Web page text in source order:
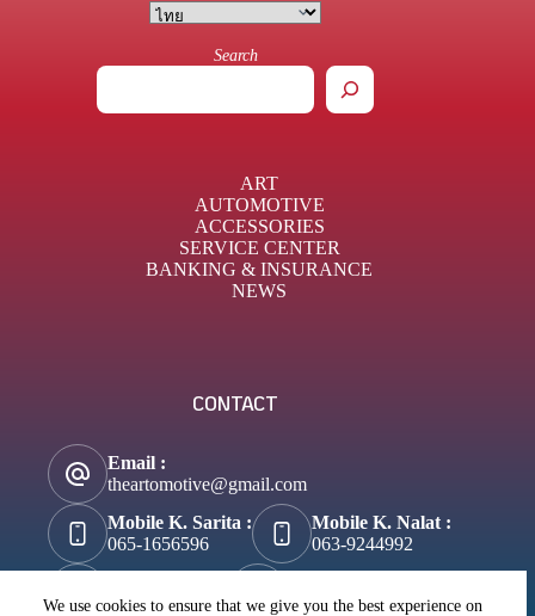
We use cookies to ensure that we give you the best experience on
Search
ART
AUTOMOTIVE
ACCESSORIES
SERVICE CENTER
BANKING & INSURANCE
NEWS
CONTACT
Email :
theartomotive@gmail.com
Mobile K. Sarita :
065-1656596
Mobile K. Nalat :
063-9244992
@theartomotive
Biztosuccess.com